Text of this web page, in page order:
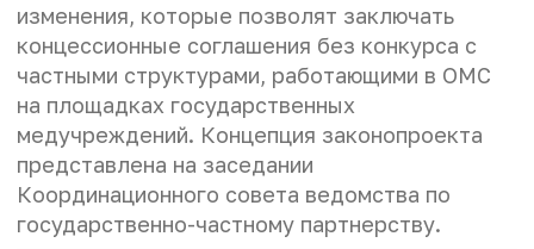
изменения, которые позволят заключать
концессионные соглашения без конкурса с
частными структурами, работающими в ОМС
на площадках государственных
медучреждений. Концепция законопроекта
представлена на заседании
Координационного совета ведомства по
государственно-частному партнерству.